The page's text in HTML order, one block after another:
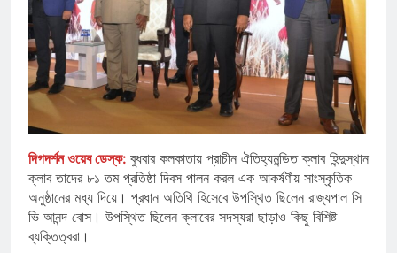
দিগদর্শন ওয়েব ডেস্ক: বুধবার কলকাতায় প্রাচীন ঐতিহ্যমন্ডিত ক্লাব হিন্দুস্থান
ক্লাব তাদের ৮১ তম প্রতিষ্ঠা দিবস পালন করল এক আকর্ষণীয় সাংস্কৃতিক
অনুষ্ঠানের মধ্য দিয়ে। প্রধান অতিথি হিসেবে উপস্থিত ছিলেন রাজ্যপাল সি
ভি আনন্দ বোস। উপস্থিত ছিলেন ক্লাবের সদস্যরা ছাড়াও কিছু বিশিষ্ট
ব্যক্তিত্বরা।